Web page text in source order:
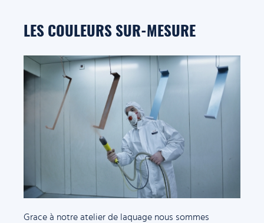
LES COULEURS SUR-MESURE
Grace à notre atelier de laquage nous sommes